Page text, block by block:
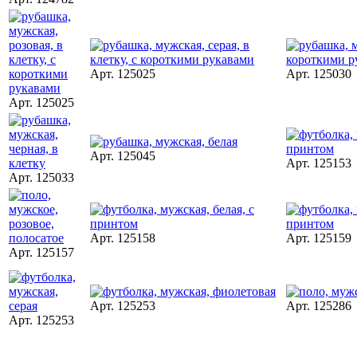
Арт. 125025
Арт. 125025 Арт. 125030
Арт. 125033
Арт. 125045
Арт. 125153
Арт. 125157
Арт. 125158 Арт. 125159
Арт. 125253
Арт. 125253 Арт. 125286